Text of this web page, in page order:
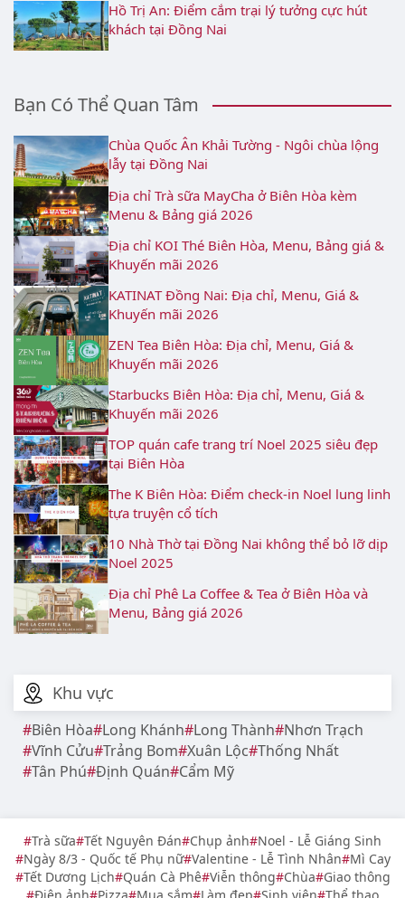
Khu vực
Biên Hòa Long Khánh Long Thành Nhơn Trạch
Vĩnh Cửu Trảng Bom Xuân Lộc Thống Nhất
Tân Phú Định Quán Cẩm Mỹ
Hồ Trị An: Điểm cắm trại lý tưởng cực hút
khách tại Đồng Nai
Bạn Có Thể Quan Tâm
Chùa Quốc Ân Khải Tường - Ngôi chùa lộng
lẫy tại Đồng Nai
Địa chỉ Trà sữa MayCha ở Biên Hòa kèm
Menu & Bảng giá 2026
Địa chỉ KOI Thé Biên Hòa, Menu, Bảng giá &
Khuyến mãi 2026
KATINAT Đồng Nai: Địa chỉ, Menu, Giá &
Khuyến mãi 2026
ZEN Tea Biên Hòa: Địa chỉ, Menu, Giá &
Khuyến mãi 2026
Starbucks Biên Hòa: Địa chỉ, Menu, Giá &
Khuyến mãi 2026
TOP quán cafe trang trí Noel 2025 siêu đẹp
tại Biên Hòa
The K Biên Hòa: Điểm check-in Noel lung linh
tựa truyện cổ tích
10 Nhà Thờ tại Đồng Nai không thể bỏ lỡ dịp
Noel 2025
Địa chỉ Phê La Coffee & Tea ở Biên Hòa và
Menu, Bảng giá 2026
Trà sữa Tết Nguyên Đán Chụp ảnh Noel - Lễ Giáng Sinh
Ngày 8/3 - Quốc tế Phụ nữ Valentine - Lễ Tình Nhân Mì Cay
Tết Dương Lịch Quán Cà Phê Viễn thông Chùa Giao thông